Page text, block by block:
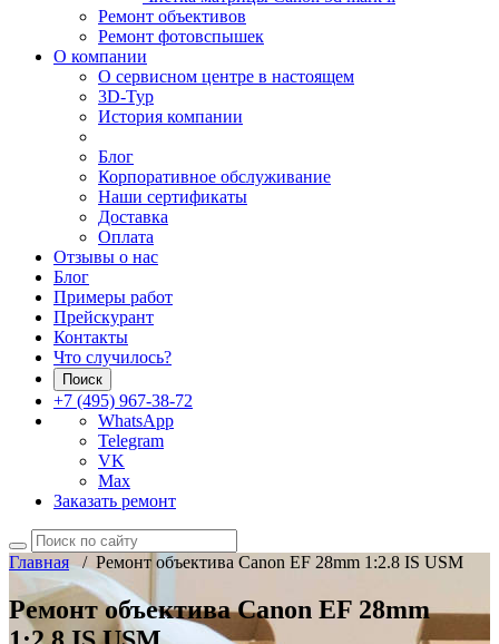
Ремонт объективов
Ремонт фотовспышек
О компании
О сервисном центре в настоящем
3D-Тур
История компании
Блог
Корпоративное обслуживание
Наши сертификаты
Доставка
Оплата
Отзывы о нас
Блог
Примеры работ
Прейскурант
Контакты
Что случилось?
Поиск
+7 (495) 967-38-72
WhatsApp
Telegram
VK
Max
Заказать ремонт
Главная/ Ремонт объектива Canon EF 28mm 1:2.8 IS USM
Ремонт объектива Canon EF 28mm